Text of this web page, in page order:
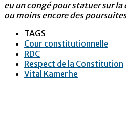
eu un congé pour statuer sur la
ou moins encore des
TAGS
Cour constitutionnelle
RDC
Respect de la Constitution
Vital Kamerhe